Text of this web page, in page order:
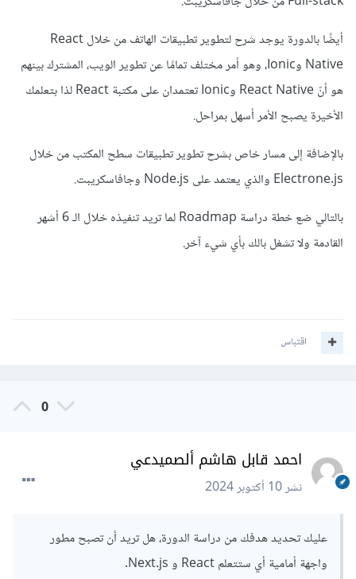
أيضًا بالدورة يوجد شرح لتطوير تطبيقات الهاتف من خلال React
Native وIonic، وهو أمر مختلف تمامًا عن تطوير الويب، المشترك بينهم
هو أنّ React Native وIonic تعتمدان على مكتبة React لذا بتعلمك
الأخيرة يصبح الأمر أسهل بمراحل.
بالإضافة إلى مسار خاص بشرح تطوير تطبيقات سطح المكتب من خلال
Electrone.js والذي يعتمد على Node.js وجافاسكريبت.
بالتالي ضع خطة دراسة Roadmap لما تريد تنفيذه خلال الـ 6 أشهر
القادمة ولا تشغل بالك بأي شيء آخر.
اقتباس
0
احمد قابل هاشم ألصميدعي
نشر10 أكتوبر 2024
عليك تحديد هدفك من دراسة الدورة، هل تريد أن تصبح مطور
واجهة أمامية أي ستتعلم React و Next.js.